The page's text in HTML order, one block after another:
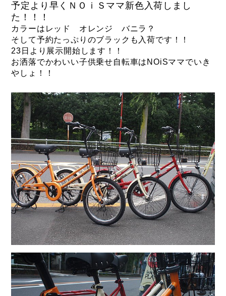
FUJI（フジ）
GIOS（ジオス）
KUWAHARA（クワハラ）
MASI（マージ）
RITEWAY（ライトウェイ）
tern（ターン）
tern Crest
tern SURGE
tern SURGE PRO
tern SURGE UNO
カスタム ペイント
マルイのかわいいキャップ
予定より早くＮＯｉＳママ新色入荷しまし
た！！！
カラーはレッド オレンジ バニラ？
そして予約たっぷりのブラックも入荷です！！
23日より展示開始します！！
お洒落でかわいい子供乗せ自転車はNOiSママでいき
やしょ！！